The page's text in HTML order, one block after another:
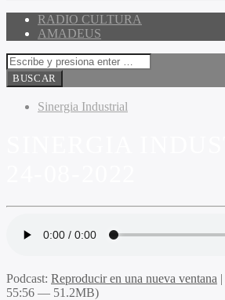
RADIO CULTURA
AMADEUS
Sinergia Industrial
Podcast: Reproducir en una nueva ventana |
55:56 — 51.2MB)